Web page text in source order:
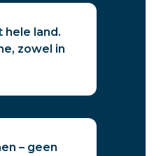
hele land.
zowel in
– geen